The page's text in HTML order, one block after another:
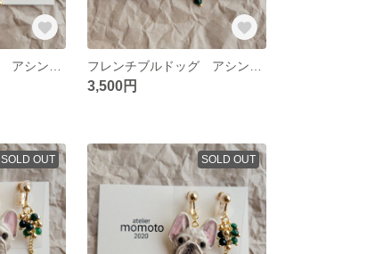
3,500円
SOLD OUT SOLD OUT